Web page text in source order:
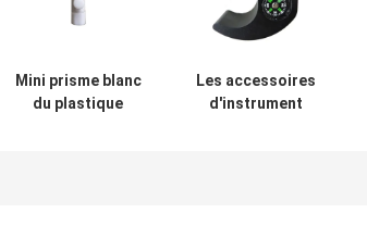
Mini prisme blanc
du plastique
Les accessoires
d'instrument